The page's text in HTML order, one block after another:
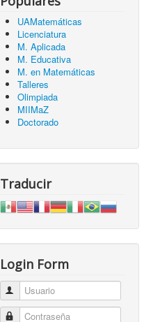
UAMatemáticas
Licenciatura
M. Aplicada
M. Educativa
M. en Matemáticas
Talleres
Olimpiada
MIIMaZ
Doctorado
Traducir
Login Form
Usuario
Contraseña